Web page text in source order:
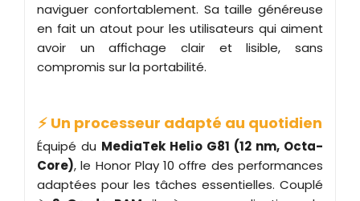
naviguer confortablement. Sa taille généreuse
en fait un atout pour les utilisateurs qui aiment
avoir un affichage clair et lisible, sans
compromis sur la portabilité.
⚡ Un processeur adapté au quotidien
Équipé du MediaTek Helio G81 (12 nm, Octa-
Core), le Honor Play 10 offre des performances
adaptées pour les tâches essentielles. Couplé